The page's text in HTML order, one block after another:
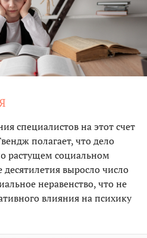
специалистов на этот счет
полагает, что дело
растущем социальном
выросло число
неравенство, что не
влияния на психику